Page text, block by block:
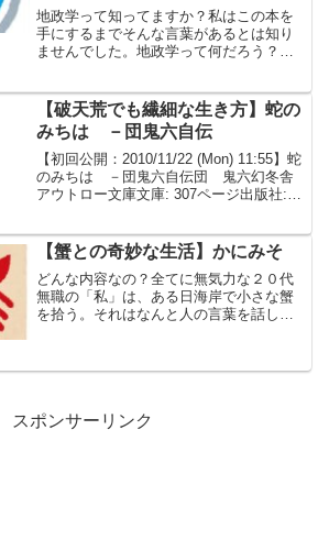
地政学って知ってますか？私はこの本を
手にするまでそんな言葉があるとは知り
ませんでした。地政学って何だろう？一
士の関係などを分析、考察する学問で
す。国というのは、基本的に...
【破天荒でも繊細な生き方】蛇の
みちは －団鬼六自伝
【初回公開：2010/11/22 (Mon) 11:55】蛇
のみちは －団鬼六自伝団 鬼六幻冬舎
アウトロー文庫文庫: 307ページ出版社:
【蟹との奇妙な生活】かにみそ
どんな内容なの？全てに無気力な２０代
無職の「私」は、ある日海岸で小さな蟹
を拾う。それはなんと人の言葉を話し、
スポンサーリンク